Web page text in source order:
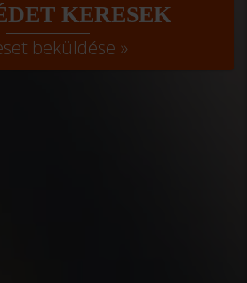
KERESEK
beküldése »